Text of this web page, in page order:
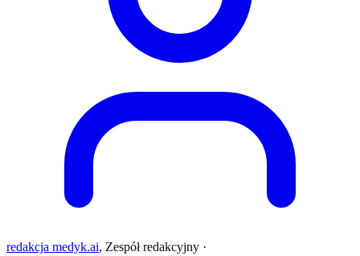
redakcja medyk.ai, Zespół redakcyjny ·